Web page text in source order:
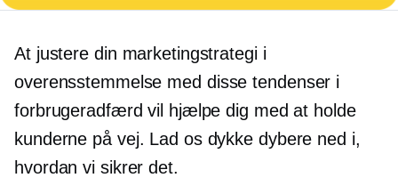
At justere din marketingstrategi i
overensstemmelse med disse tendenser i
forbrugeradfærd vil hjælpe dig med at holde
kunderne på vej. Lad os dykke dybere ned i,
hvordan vi sikrer det.